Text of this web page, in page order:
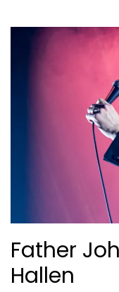
Father
Hallen